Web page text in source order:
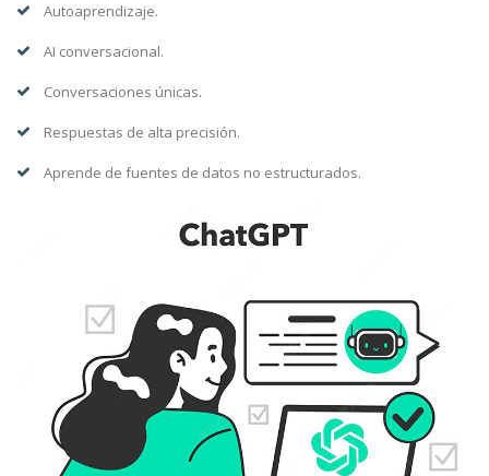
Autoaprendizaje.
AI conversacional.
Conversaciones únicas.
Respuestas de alta precisión.
Aprende de fuentes de datos no estructurados.